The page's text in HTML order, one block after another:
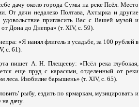
дачу около города Сумы на реке Псёл. Место
От дачи недалеко Полтава, Ахтырка и другие
пригласить Вас с Вашей музой и
Дона до Днепра» (т. XIV, с. 59).
«Я нанял флигель в усадьбе, за 100 рублей в
с. 61).
пишет А. Н. Плещееву: «Псёл река глубокая,
еще пруд с карасями, отделенный от реки
леса. Изобилие барышень» (т. XIV, с. 65).
рыбу, ездить по ярмаркам, музицировать и
дачу.